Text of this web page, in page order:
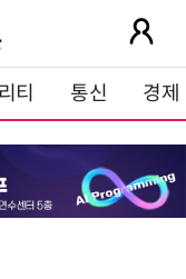
티 통신 경제